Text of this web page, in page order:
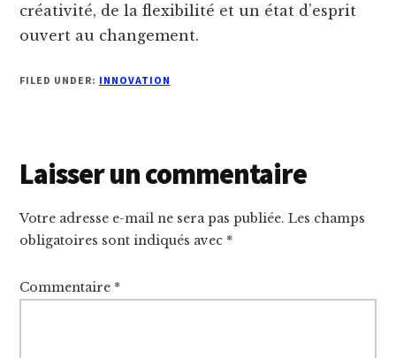
créativité, de la flexibilité et un état d’esprit
ouvert au changement.
FILED UNDER: INNOVATION
Reader
Interactions
Laisser un commentaire
Votre adresse e-mail ne sera pas publiée. Les champs
obligatoires sont indiqués avec *
Commentaire *